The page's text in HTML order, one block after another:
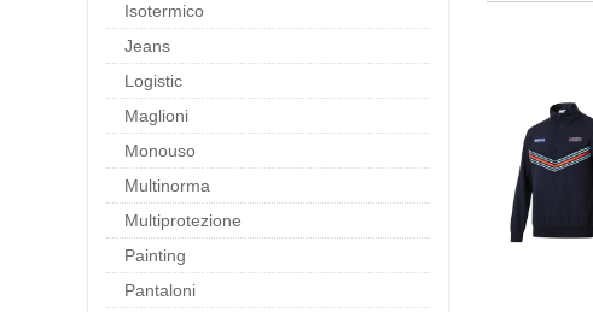
Isotermico
Jeans
Logistic
Maglioni
Monouso
Multinorma
Multiprotezione
Painting
Pantaloni